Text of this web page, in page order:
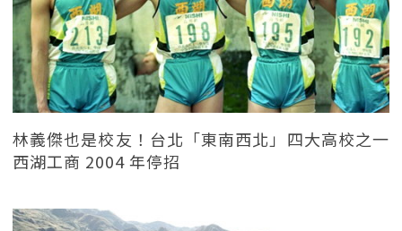
林義傑也是校友！台北「東南西北」四大高校之一
西湖工商 2004 年停招